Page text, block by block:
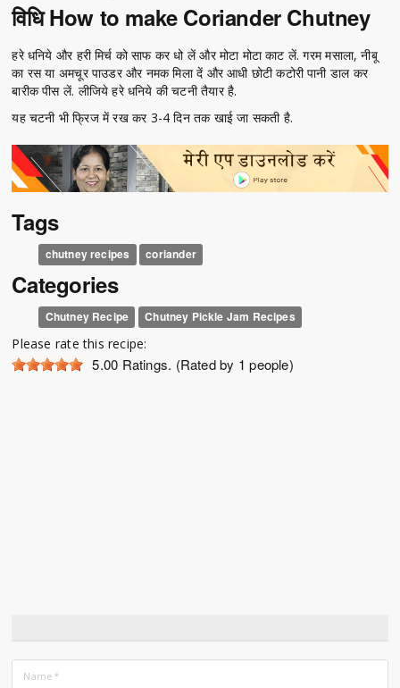
विधि How to make Coriander Chutney
हरे धनिये और हरी मिर्च को साफ कर धो लें और मोटा मोटा काट लें. गरम मसाला, नीबू
का रस या अमचूर पाउडर और नमक मिला दें और आधी छोटी कटोरी पानी डाल कर
बारीक पीस लें. लीजिये हरे धनिये की चटनी तैयार है.
यह चटनी भी फ्रिज में रख कर 3-4 दिन तक खाई जा सकती है.
Tags
chutney recipes coriander
Categories
Chutney Recipe Chutney Pickle Jam Recipes
Please rate this recipe:
5.00 Ratings. (Rated by 1 people)
Name *